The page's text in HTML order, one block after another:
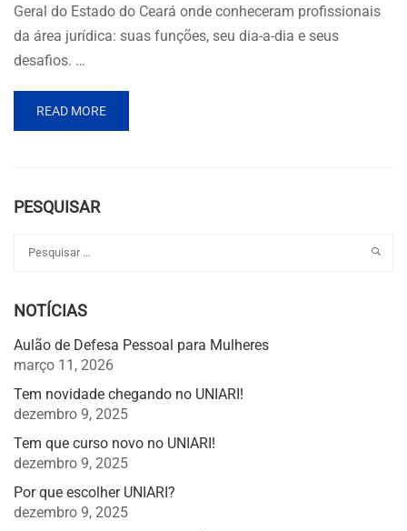
Geral do Estado do Ceará onde conheceram profissionais
da área jurídica: suas funções, seu dia-a-dia e seus
desafios. …
READ MORE
PESQUISAR
NOTÍCIAS
Aulão de Defesa Pessoal para Mulheres
março 11, 2026
Tem novidade chegando no UNIARI!
dezembro 9, 2025
Tem que curso novo no UNIARI!
dezembro 9, 2025
Por que escolher UNIARI?
dezembro 9, 2025